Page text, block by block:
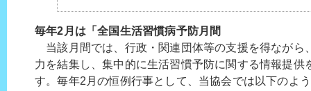
毎年2月は「全国生活習慣病予防月間
当該月間では、行政・関連団体等の支援を得ながら
力を結集し、集中的に生活習慣予防に関する情報提供
す。毎年2月の恒例行事として、当協会では以下のよ